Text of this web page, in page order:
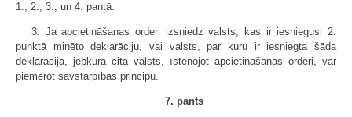
1., 2., 3., un 4. pantā.
3. Ja apcietināšanas orderi izsniedz valsts, kas ir iesniegusi 2.
punktā minēto deklarāciju, vai valsts, par kuru ir iesniegta šāda
deklarācija, jebkura cita valsts, īstenojot apcietināšanas orderi, var
piemērot savstarpības principu.
7. pants